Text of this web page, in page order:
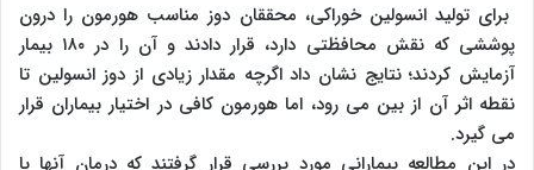
برای تولید انسولین خوراکی، محققان دوز مناسب هورمون را درون
پوششی که نقش محافظتی دارد، قرار دادند و آن را در ۱۸۰ بیمار
آزمایش کردند؛ نتایج نشان داد اگرچه مقدار زیادی از دوز انسولین تا
نقطه اثر آن از بین می رود، اما هورمون کافی در اختیار بیماران قرار
می گیرد.